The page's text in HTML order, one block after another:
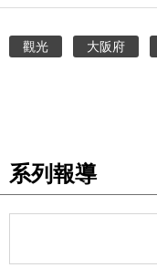
家庭
東京
觀光 大阪府
系列報導